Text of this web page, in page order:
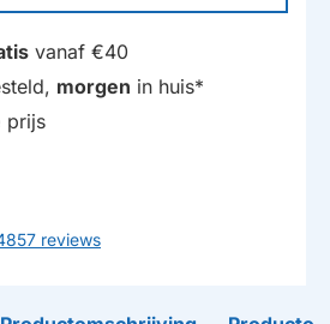
vanaf €40
morgen in huis*
prijs
reviews